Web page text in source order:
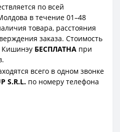
по всей
в течение 01–48
товара, расстояния
заказа. Стоимость
Кишинэу БЕСПЛАТНА при
всего в одном звонке
S.R.L. по номеру телефона